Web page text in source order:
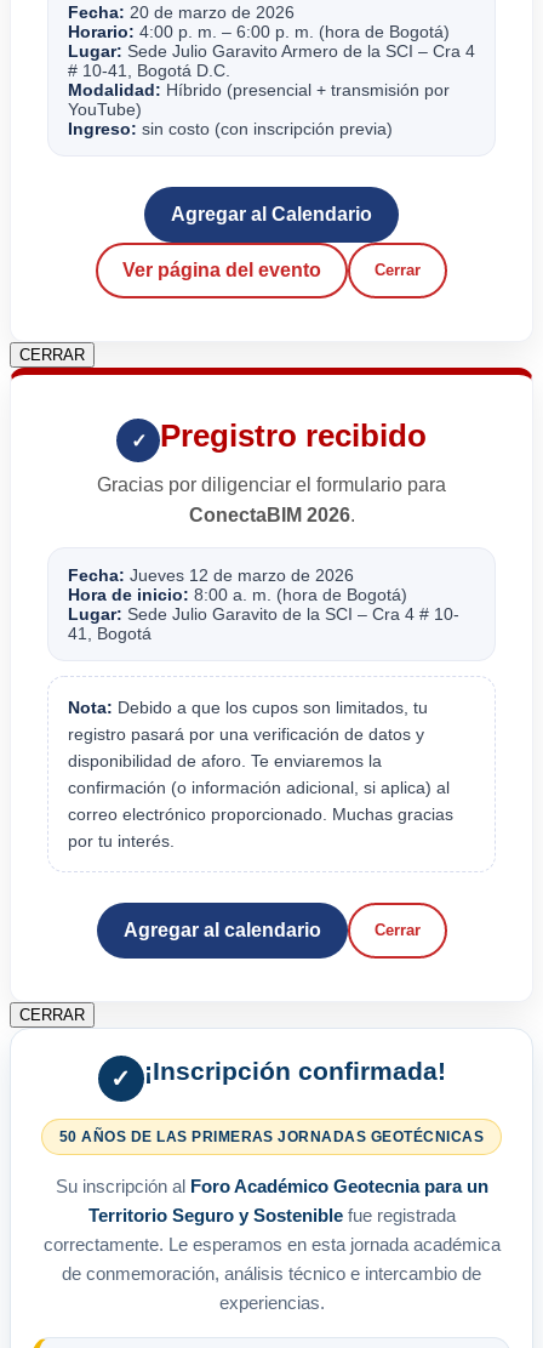
Fecha: 20 de marzo de 2026
Horario: 4:00 p. m. – 6:00 p. m. (hora de Bogotá)
Lugar: Sede Julio Garavito Armero de la SCI – Cra 4
# 10-41, Bogotá D.C.
Modalidad: Híbrido (presencial + transmisión por
YouTube)
Ingreso: sin costo (con inscripción previa)
Agregar al Calendario
Ver página del evento Cerrar
CERRAR
✓ Pregistro recibido
Gracias por diligenciar el formulario para
ConectaBIM 2026.
Fecha: Jueves 12 de marzo de 2026
Hora de inicio: 8:00 a. m. (hora de Bogotá)
Lugar: Sede Julio Garavito de la SCI – Cra 4 # 10-
41, Bogotá
Nota: Debido a que los cupos son limitados, tu
registro pasará por una verificación de datos y
disponibilidad de aforo. Te enviaremos la
confirmación (o información adicional, si aplica) al
correo electrónico proporcionado. Muchas gracias
por tu interés.
Agregar al calendario Cerrar
CERRAR
✓ ¡Inscripción confirmada!
50 AÑOS DE LAS PRIMERAS JORNADAS GEOTÉCNICAS
Su inscripción al Foro Académico Geotecnia para un
Territorio Seguro y Sosteniblefue registrada
correctamente. Le esperamos en esta jornada académica
de conmemoración, análisis técnico e intercambio de
experiencias.